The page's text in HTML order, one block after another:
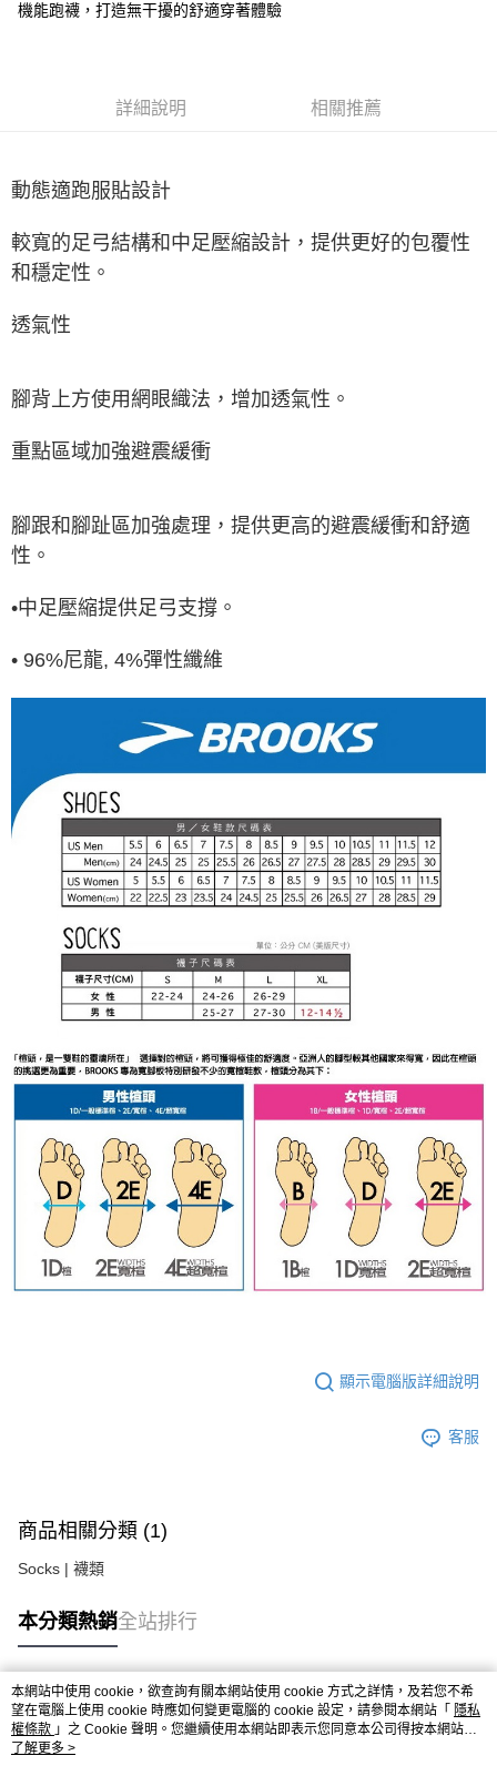
機能跑襪，打造無干擾的舒適穿著體驗
詳細說明 相關推薦
動態適跑服貼設計
較寬的足弓結構和中足壓縮設計，提供更好的包覆性
和穩定性。
透氣性
腳背上方使用網眼織法，增加透氣性。
重點區域加強避震緩衝
腳跟和腳趾區加強處理，提供更高的避震緩衝和舒適
性。
•中足壓縮提供足弓支撐。
• 96%尼龍, 4%彈性纖維
顯示電腦版詳細說明
客服
商品相關分類 (1)
Socks | 襪類
本分類熱銷全站排行
熱門標籤
本網站中使用 cookie，欲查詢有關本網站使用 cookie 方式之詳情，及若您不希
望在電腦上使用 cookie 時應如何變更電腦的 cookie 設定，請參閱本網站「 隱私
權條款 」之 Cookie 聲明。您繼續使用本網站即表示您同意本公司得按本網站使
用條款之 Cookie 聲明使用 cookie。
了解更多 >